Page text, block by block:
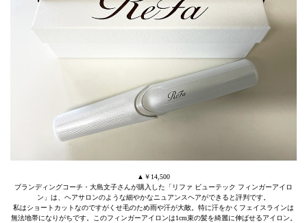
▲￥14,500
ブランディングコーチ・大島文子さんが購入した「リファ ビューテック フィンガーアイロ
ン」は、ヘアサロンのような細やかなニュアンスヘアができると評判です。
私はショートカットなのですがくせ毛のため雨や汗が大敵。特に汗をかくフェイスラインは
無法地帯になりがちです。このフィンガーアイロンは1cm束の髪を綺麗に伸ばせるアイロン。